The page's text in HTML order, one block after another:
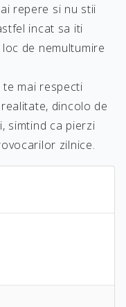
repere si nu stii
incat sa iti
de nemultumire
mai respecti
dincolo de
simtind ca pierzi
zilnice.